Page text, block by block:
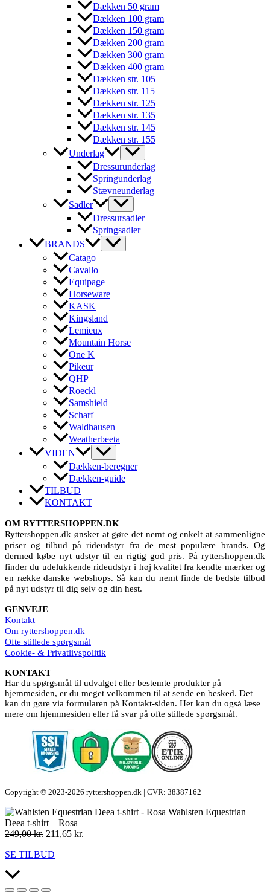
Dækken 50 gram
Dækken 100 gram
Dækken 150 gram
Dækken 200 gram
Dækken 300 gram
Dækken 400 gram
Dækken str. 105
Dækken str. 115
Dækken str. 125
Dækken str. 135
Dækken str. 145
Dækken str. 155
Underlag
Dressurunderlag
Springunderlag
Stævneunderlag
Sadler
Dressursadler
Springsadler
BRANDS
Catago
Cavallo
Equipage
Horseware
KASK
Kingsland
Lemieux
Mountain Horse
One K
Pikeur
QHP
Roeckl
Samshield
Scharf
Waldhausen
Weatherbeeta
VIDEN
Dækken-beregner
Dækken-guide
TILBUD
KONTAKT
OM RYTTERSHOPPEN.DK
Ryttershoppen.dk ønsker at gøre det nemt og enkelt at sammenligne
priser og tilbud på rideudstyr fra de mest populære brands. Og
dermed købe nyt udstyr til en rigtig god pris. På ryttershoppen.dk
finder du udelukkende rideudstyr i høj kvalitet fra kendte mærker og
en række danske webshops. Så kan du nemt finde de bedste tilbud
på nyt udstyr til dig selv og din hest.
GENVEJE
Kontakt
Om ryttershoppen.dk
Ofte stillede spørgsmål
Cookie- & Privatlivspolitik
KONTAKT
Har du spørgsmål til udvalget eller bestemte produkter på
hjemmesiden, er du meget velkommen til at sende en besked. Det
kan du gøre via formularen på Kontakt-siden. Her kan du også læse
mere om hjemmesiden eller få svar på ofte stillede spørgsmål.
Copyright © 2023-2026 ryttershoppen.dk | CVR: 38387162
Wahlsten Equestrian
Deea t-shirt – Rosa
249,00kr. Den
pris
211,65 kr.
SE TILBUD